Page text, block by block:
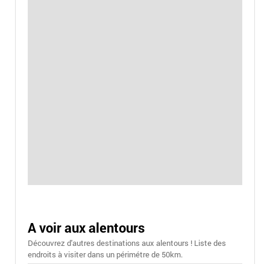
A voir aux alentours
Découvrez d'autres destinations aux alentours ! Liste des
endroits à visiter dans un périmétre de 50km.